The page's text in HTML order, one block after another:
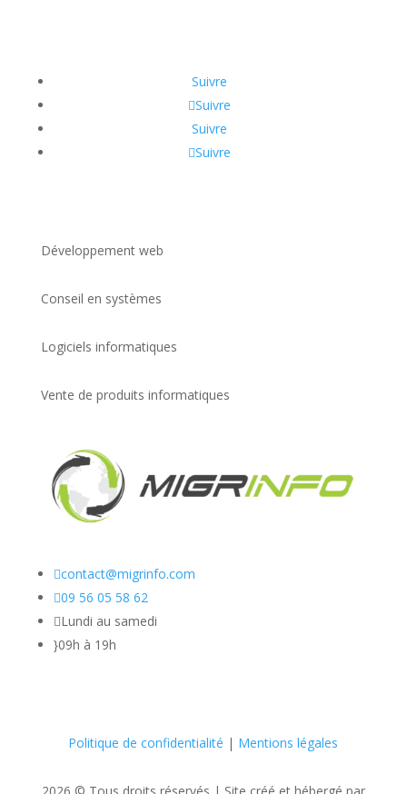
Suivre
Suivre
Suivre
Suivre
Développement web
Conseil en systèmes
Logiciels informatiques
Vente de produits informatiques
contact@migrinfo.com
09 56 05 58 62
Lundi au samedi
}09h à 19h
Politique de confidentialité | Mentions légales